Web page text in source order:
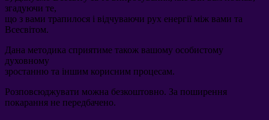
згадуючи те,
що з вами трапилося і відчуваючи рух енергії між вами та
Всесвітом.
Дана методика сприятиме також вашому особистому
духовному
зростанню та іншим корисним процесам.
Розповсюджувати можна безкоштовно. За поширення
покарання не передбачено.